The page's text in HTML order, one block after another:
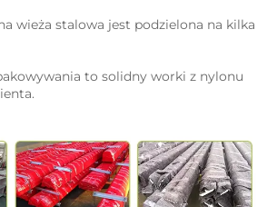
wieża stalowa jest podzielona na kilka
to solidny worki z nylonu